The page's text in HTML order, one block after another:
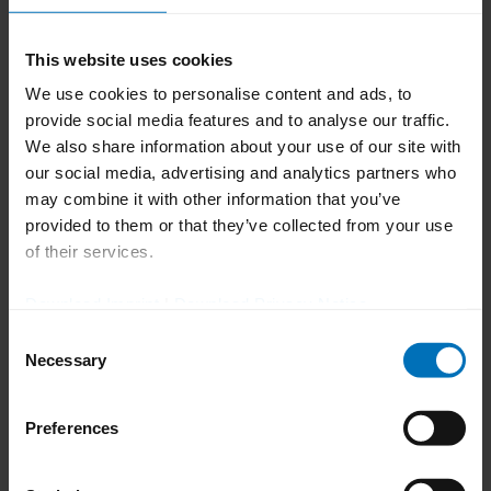
This website uses cookies
We use cookies to personalise content and ads, to
provide social media features and to analyse our traffic.
We also share information about your use of our site with
our social media, advertising and analytics partners who
may combine it with other information that you’ve
provided to them or that they’ve collected from your use
of their services.
Selection
Necessary
Preferences
die Work-Life-Balance unserer
Belegschaft. Dabei haben wir immer
auch die Situation des Einzelnen im
Blick. Welche Vorteile wir konkret
anbieten, erfahren Sie hier.
Zu den Benefits
Einblicke in die
Uhlmann Welt